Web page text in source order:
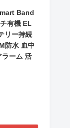
Band
有機 EL
リー持続
防水 血中
ラーム 活